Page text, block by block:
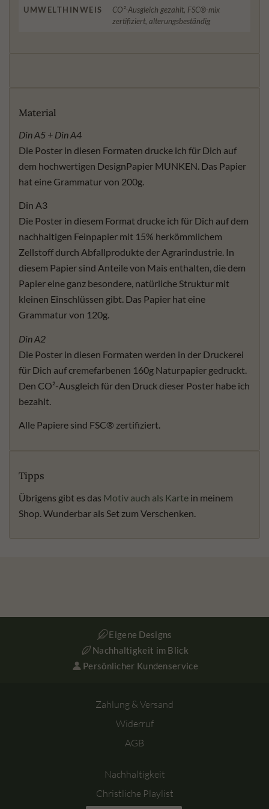
UMWELTHINWEIS
CO²-Ausgleich gezahlt, FSC®-mix
zertifiziert, alterungsbeständig
Material
Din A5 + Din A4
Die Poster in diesen Formaten drucke ich für Dich auf
dem hochwertigen DesignPapier MUNKEN. Das Papier
hat eine Grammatur von 200g.
Din A3
Die Poster in diesem Format drucke ich für Dich auf dem
nachhaltigen Feinpapier mit 15% herkömmlichem
Zellstoff durch Abfallprodukte der Agrarindustrie. In
diesem Papier sind Anteile von Mais enthalten, die dem
Papier eine ganz besondere, natürliche Struktur mit
kleinen Einschlüssen gibt. Das Papier hat eine
Grammatur von 120g.
Din A2
Die Poster in diesen Formaten werden in der Druckerei
für Dich auf cremefarbenen 160g Naturpapier gedruckt.
Den CO²-Ausgleich für den Druck dieser Poster habe ich
bezahlt.
Alle Papiere sind FSC® zertifiziert.
Tipps
Übrigens gibt es das Motiv auch als Karte in meinem
Shop. Wunderbar als Set zum Verschenken.
Eigene Designs
Nachhaltigkeit im Blick
Persönlicher Kundenservice
Zahlung & Versand
Widerruf
AGB
Nachhaltigkeit
Christliche Playlist